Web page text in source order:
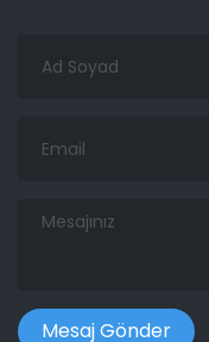
Soyad
Mesajınız